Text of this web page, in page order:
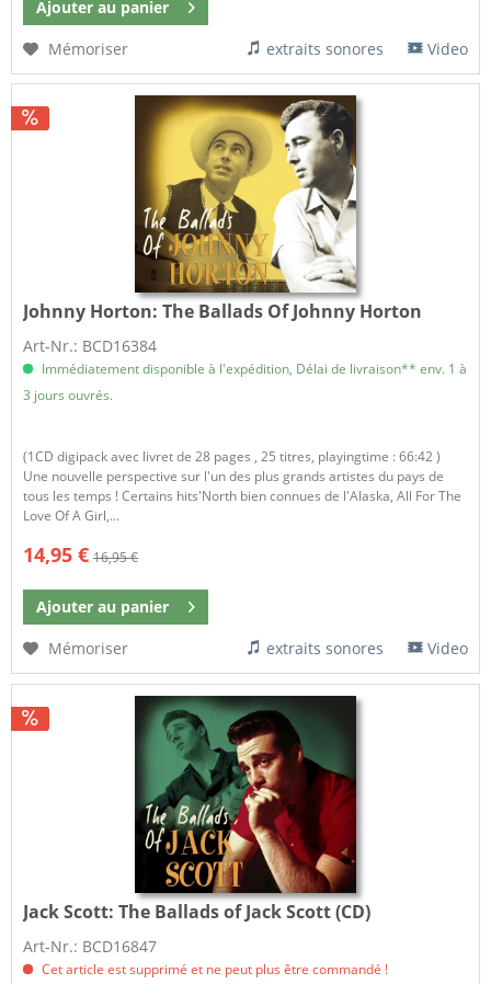
Ajouter au panier
Mémoriser
extraits sonores Video
Johnny Horton:The Ballads Of Johnny Horton
Art-Nr.: BCD16384
Immédiatement disponible à l'expédition, Délai de livraison** env. 1 à
3 jours ouvrés.
(1CD digipack avec livret de 28 pages , 25 titres, playingtime : 66:42 )
Une nouvelle perspective sur l'un des plus grands artistes du pays de
tous les temps ! Certains hits'North bien connues de l'Alaska, All For The
Love Of A Girl,...
14,95 € 16,95 €
Ajouter au panier
Mémoriser
extraits sonores Video
Jack Scott:The Ballads of Jack Scott (CD)
Art-Nr.: BCD16847
Cet article est supprimé et ne peut plus être commandé !